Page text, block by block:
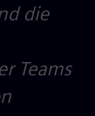
die
Teams